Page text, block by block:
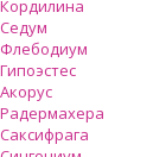
Кордилина
Седум
Флебодиум
Гипоэстес
Акорус
Радермахера
Саксифрага